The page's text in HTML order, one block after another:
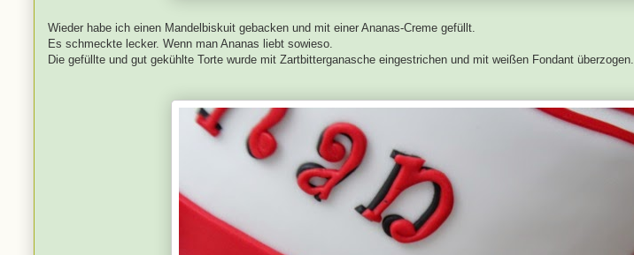
Wieder habe ich einen Mandelbiskuit gebacken und mit einer Ananas-Creme gefüllt.
Es schmeckte lecker. Wenn man Ananas liebt sowieso.
Die gefüllte und gut gekühlte Torte wurde mit Zartbitterganasche eingestrichen und mit weißen Fondant überzogen.